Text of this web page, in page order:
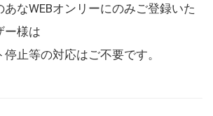
なWEBオンリーにのみご登録いた
ー様は
止等の対応はご不要です。